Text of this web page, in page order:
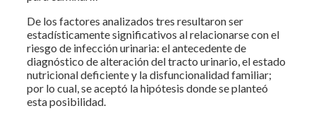
De los factores analizados tres resultaron ser
estadísticamente significativos al relacionarse con el
riesgo de infección urinaria: el antecedente de
diagnóstico de alteración del tracto urinario, el estado
nutricional deficiente y la disfuncionalidad familiar;
por lo cual, se aceptó la hipótesis donde se planteó
esta posibilidad.